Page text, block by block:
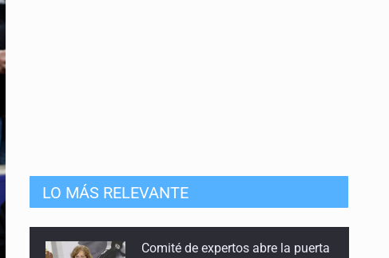
LO MÁS RELEVANTE
LA NASA confirma que restos de